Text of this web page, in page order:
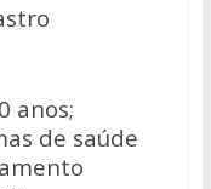
anos;
de saúde